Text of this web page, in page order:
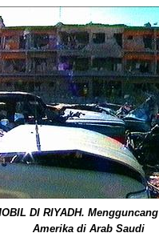
DI RIYADH.
Amerika di Arab Saudi